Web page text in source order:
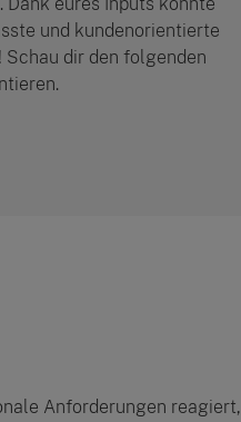
und kundenorientierte
Schau dir den folgenden
Anforderungen reagiert,